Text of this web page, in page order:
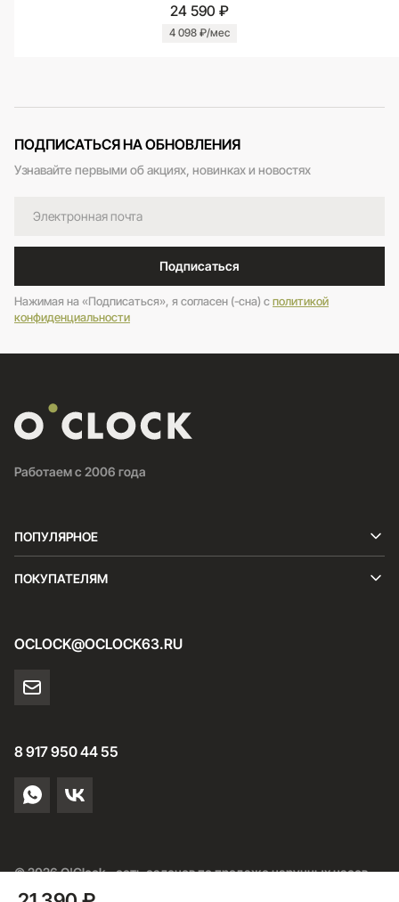
24 590 ₽
4 098 ₽/мес
ПОДПИСАТЬСЯ НА ОБНОВЛЕНИЯ
Узнавайте первыми об акциях, новинках и новостях
Подписаться
Нажимая на «Подписаться», я согласен (-сна) cполитикой
конфиденциальности
Работаем с 2006 года
ПОПУЛЯРНОЕ
ПОКУПАТЕЛЯМ
OCLOCK@OCLOCK63.RU
8 917 950 44 55
© 2026 O'Clock - сеть салонов по продаже наручных часов